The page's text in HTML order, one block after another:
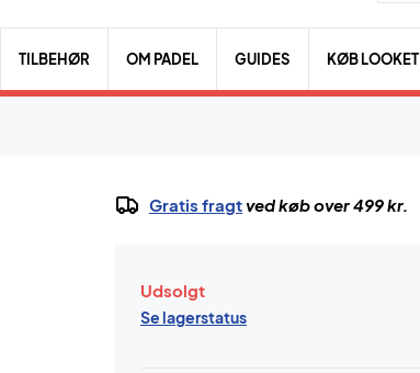
TILBEHØR OM PADEL GUIDES KØB LOOKET
Gratis fragtved køb over 499 kr.
Udsolgt
Se lagerstatus